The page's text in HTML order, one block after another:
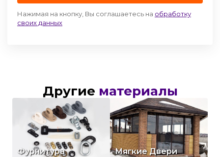
Нажимая на кнопку, Вы соглашаетесь на обработку
своих данных
Другие материалы
Фурнитура
Посмотреть
Мягкие Двери
Посмотреть